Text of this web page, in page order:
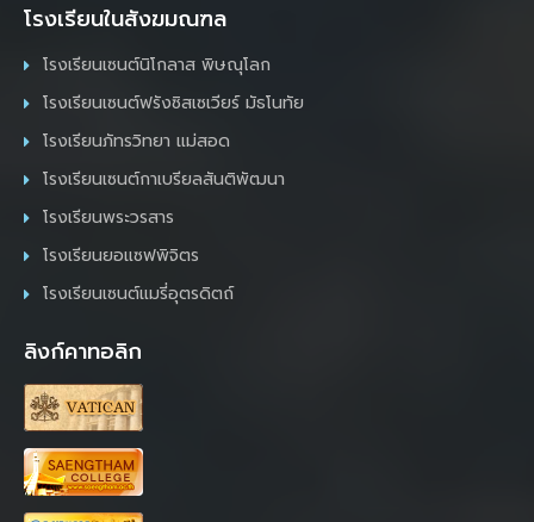
โรงเรียนในสังฆมณฑล
โรงเรียนเซนต์นิโกลาส พิษณุโลก
โรงเรียนเซนต์ฟรังซิสเซเวียร์ มัธโนทัย
โรงเรียนภัทรวิทยา แม่สอด
โรงเรียนเซนต์กาเบรียลสันติพัฒนา
โรงเรียนพระวรสาร
โรงเรียนยอแซฟพิจิตร
โรงเรียนเซนต์แมรี่อุตรดิตถ์
ลิงก์คาทอลิก